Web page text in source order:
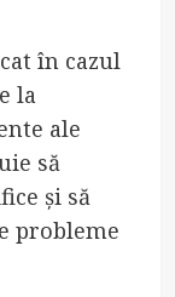
în cazul
la
ale
să
și să
probleme